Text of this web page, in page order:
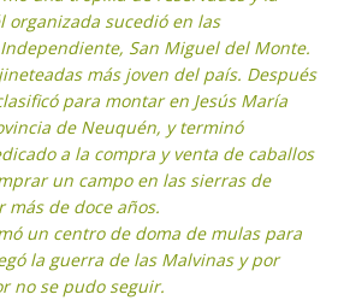
sucedió en las
San Miguel del Monte.
más joven del país. Después
para montar en Jesús María
de Neuquén, y terminó
a la compra y venta de caballos
un campo en las sierras de
de doce años.
un centro de doma de mulas para
la guerra de las Malvinas y por
no se pudo seguir.